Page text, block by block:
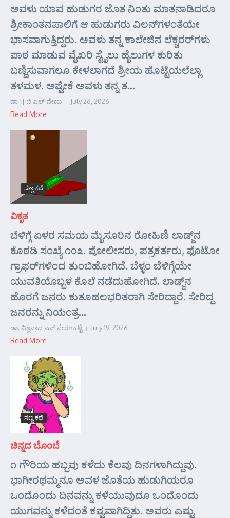
ಅವಳು ಯಾವ ಹುಡುಗರ ಜೊತ ನಿಂತು ಮಾತನಾಡಿದರೂ
ಶ್ರೀಕಾಂತನಪಾಲಿಗೆ ಆ ಹುಡುಗರು ವಿಲನ್‌ಗಳಂತೆಯೇ
ಭಾಸವಾಗುತ್ತಿದ್ದರು. ಅವಳು ತನ್ನ ಕಾಲೇಜಿನ ಲೆಕ್ಚರರ್‌ಗಳು
ಪಾಠ ಮಾಡುವ ವೈಖರಿ ಸ್ಟೈಲು ಹೈಲುಗಳ ಕುರಿತು
ಬಣ್ಣಿಸುವಾಗಲೂ ಕೇಳಲಾಗದೆ ಶ್ರೀಯ ಹೊಟ್ಟೆಯಲೆಲ್ಲಾ
ತಳಮಳ. ಅಷ್ಟೇಕೆ ಅವಳು ತನ್ನ ತ...
ಡಾ || ಬಿ ಎಲ್ ವೇಣು July 26, 2026
Read More
ಸಣ್ಣ ಕಥೆ
ವಿಕೃತ
ಬೆಳಿಗ್ಗೆ ಏಳರ ಸಮಯ ಮೈಸೂರಿನ ರೋಹಿಣಿ ಲಾಡ್ಜ್‌ನ
ಕೊಠಡಿ ಸಂಖ್ಯೆ ೧೦೩. ಪೋಲೀಸರು, ಪತ್ರಕರ್ತರು, ಫೊಟೋ
ಗ್ರಾಫರ್‌ಗಳಿಂದ ತುಂಬಿಹೋಗಿದೆ. ಬೆಳ್ಳಂ ಬೆಳಿಗ್ಗೆಯೇ
ಯುವತಿಯೊಬ್ಬಳ ಕೊಲೆ ನಡೆದುಹೋಗಿದೆ. ಲಾಡ್ಜ್‌ನ
ಹೊರಗೆ ಜನರು ಕುತೂಹಲಭರಿತರಾಗಿ ಸೇರಿದ್ದಾರೆ. ಸೇರಿದ್ದ
ಜನರನ್ನು ನಿಯಂತ್ರ...
ಡಾ. ವಿಶ್ವನಾಥ ಎನ್ ನೇರಳಕಟ್ಟೆ July 19, 2026
Read More
ಸಣ್ಣ ಕಥೆ
ಚಿನ್ನದ ಬೊಂಬೆ
೧ ಗೌರಿಯ ಹಬ್ಬವು ಕಳೆದು ಕೆಲವು ದಿನಗಳಾಗಿದ್ದುವು.
ಭಾಗೀರಥಮ್ಮನೂ ಅವಳ ಜೊತೆಯ ಹುಡುಗಿಯರೂ
ಒಂದೊಂದು ದಿನವನ್ನು ಕಳೆಯುವುದೂ ಒಂದೊಂದು
ಯುಗವನ್ನು ಕಳೆದಂತೆ ಕಷ್ಟವಾಗಿದ್ದಿತು. ಅವರು ಎಷ್ಟು